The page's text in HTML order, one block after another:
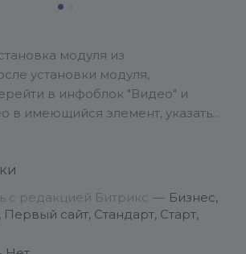
модуля из
установки модуля,
в инфоблок "Видео" и
в имеющийся элемент, указать
текст кнопки. Либо создать
перед закрывающим тегом
код
<?$APPLICATION-
с редакцией Битрикс — Бизнес,
сайт, Стандарт, Старт,